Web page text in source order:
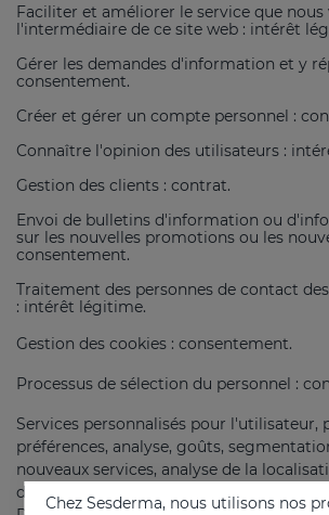
Faciliter et améliorer le service que
l'intermédiaire de ce site web : intérêt
Gérer les demandes d'information et y
consentement.
Créer et gérer un compte personnel :
Connaître l'opinion des utilisateurs :
Gestion des clients : contrat.
Envoi de bulletins d'information ou
sur les nouvelles promotions ou les
consentement.
Traitement des personnes de contact
: intérêt légitime.
Gestion des cookies : consentement.
Processus de sélection du personnel :
Services personnalisés pour l'utilisateur,
préférences, analyse, goûts,
nouveaux services, analyse de la
du dispositif accédant au site web :
Chez Sesderma, nous utilisons nos